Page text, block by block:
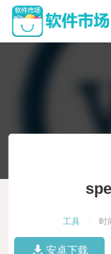
工具 时
安卓下载